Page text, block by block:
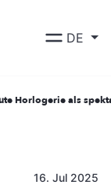
DE
Horlogerie als
16. Jul 2025